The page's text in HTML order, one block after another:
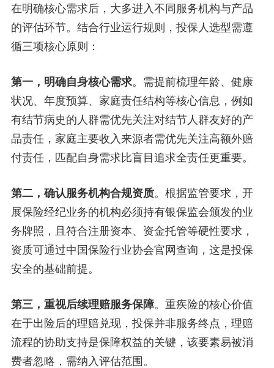
在明确核心需求后，大多进入不同服务机构与产品
的评估环节。结合行业运行规则，投保人选型需遵
循三项核心原则：
第一，明确自身核心需求。需提前梳理年龄、健康
状况、年度预算、家庭责任结构等核心信息，例如
有结节病史的人群需优先关注对结节人群友好的产
品责任，家庭主要收入来源者需优先关注高额外赔
付责任，匹配自身需求比盲目追求全责任更重要。
第二，确认服务机构合规资质。根据监管要求，开
展保险经纪业务的机构必须持有银保监会颁发的业
务牌照，且符合注册资本、资金托管等硬性要求，
资质可通过中国保险行业协会官网查询，这是投保
安全的基础前提。
第三，重视后续理赔服务保障。重疾险的核心价值
在于出险后的理赔兑现，投保并非服务终点，理赔
流程的协助支持是保障权益的关键，该要素易被消
费者忽略，需纳入评估范围。